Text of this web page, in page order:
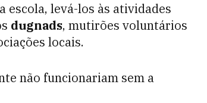
escola, levá-los às atividades
dugnads, mutirões voluntários
locais.
não funcionariam sem a